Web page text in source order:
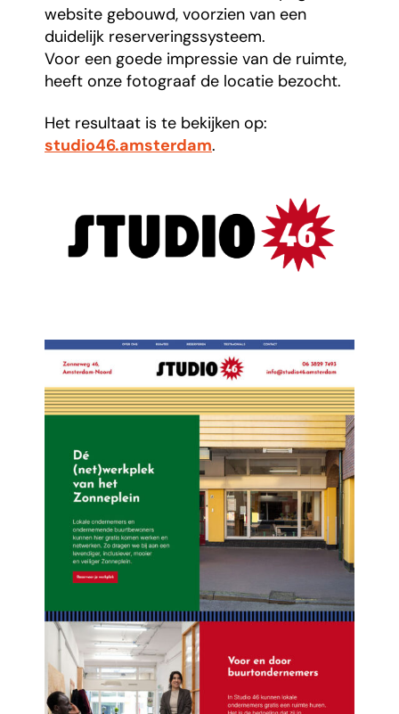
website gebouwd, voorzien van een
duidelijk reserveringssysteem.
Voor een goede impressie van de ruimte,
heeft onze fotograaf de locatie bezocht.
Het resultaat is te bekijken op:
studio46.amsterdam.